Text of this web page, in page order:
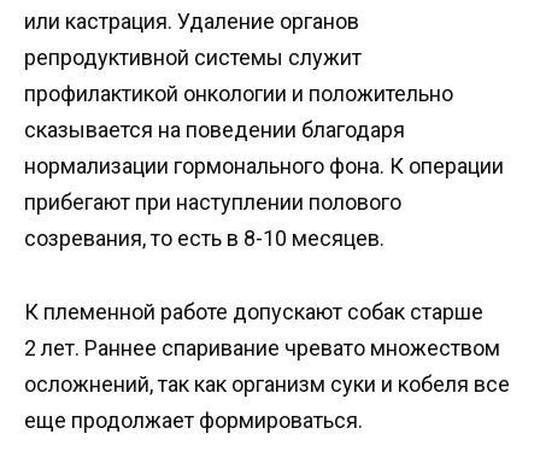
или кастрация. Удаление органов
репродуктивной системы служит
профилактикой онкологии и положительно
сказывается на поведении благодаря
нормализации гормонального фона. К операции
прибегают при наступлении полового
созревания, то есть в 8-10 месяцев.
К племенной работе допускают собак старше
2 лет. Раннее спаривание чревато множеством
осложнений, так как организм суки и кобеля все
еще продолжает формироваться.